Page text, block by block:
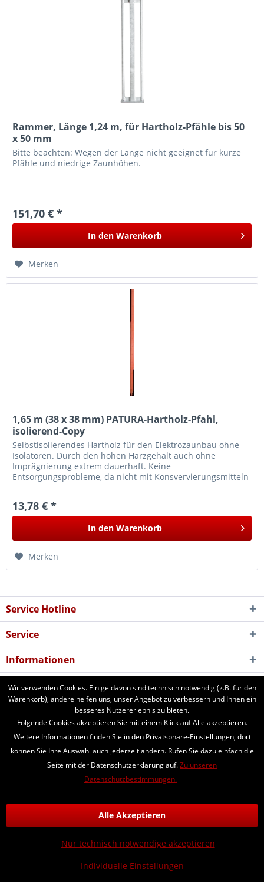
Rammer, Länge 1,24 m, für Hartholz-Pfähle bis 50
x 50 mm
Bitte beachten: Wegen der Länge nicht geeignet für kurze
Pfähle und niedrige Zaunhöhen.
151,70 € *
In den Warenkorb
Merken
1,65 m (38 x 38 mm) PATURA-Hartholz-Pfahl,
isolierend-Copy
Selbstisolierendes Hartholz für den Elektrozaunbau ohne
Isolatoren. Durch den hohen Harzgehalt auch ohne
Imprägnierung extrem dauerhaft. Keine
Entsorgungsprobleme, da nicht mit Konsvervierungsmitteln
13,78 € *
In den Warenkorb
Merken
Service Hotline
Service
Informationen
Newsletter
aforst.com - Ihr Fachhändler für Patura Weide- und Stalltechnik,
Weidezäune, Euronetze, electra Weidezaungeräte. 24 Stunden online
bestellen. Beratung vom Fachmann per Telefon und Email. Kaufen Sie
Weidezaungeräte, Zaunpfähle, Heuraufen, Panels, Fressgitter,
Tränkebecken, Windschutznetze, Schafhorden, Schafnetze...
Impressum
© aforst.com
Wir verwenden Cookies. Einige davon sind technisch notwendig (z.B. für den
Warenkorb), andere helfen uns, unser Angebot zu verbessern und Ihnen ein
besseres Nutzererlebnis zu bieten.
Folgende Cookies akzeptieren Sie mit einem Klick auf Alle akzeptieren.
Weitere Informationen finden Sie in den Privatsphäre-Einstellungen, dort
können Sie Ihre Auswahl auch jederzeit ändern. Rufen Sie dazu einfach die
Seite mit der Datenschutzerklärung auf.Zu unseren
Datenschutzbestimmungen.
Individuelle Einstellungen
Nur technisch notwendige akzeptieren
Alle Akzeptieren